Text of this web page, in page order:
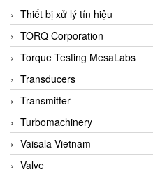
Comax
COMETECH VietNam
COMFILE Technology
Conch
Conductix/ WAMPFLER
Contrec
Contrinex
Control Solution Minesota
Thiết bị xử lý tín hiệu
TORQ Corporation
Torque Testing MesaLabs
Transducers
Transmitter
Turbomachinery
Vaisala Vietnam
Valve